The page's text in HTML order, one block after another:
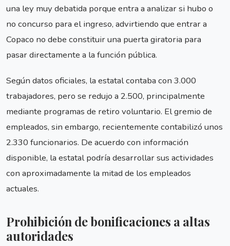
una ley muy debatida porque entra a analizar si hubo o
no concurso para el ingreso, advirtiendo que entrar a
Copaco no debe constituir una puerta giratoria para
pasar directamente a la función pública.
Según datos oficiales, la estatal contaba con 3.000
trabajadores, pero se redujo a 2.500, principalmente
mediante programas de retiro voluntario. El gremio de
empleados, sin embargo, recientemente contabilizó unos
2.330 funcionarios. De acuerdo con información
disponible, la estatal podría desarrollar sus actividades
con aproximadamente la mitad de los empleados
actuales.
Prohibición de bonificaciones a altas
autoridades